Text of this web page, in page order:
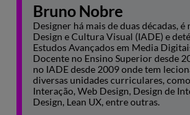
Bruno Nobre
Designer há mais de duas décadas, é
Design e Cultura Visual (IADE) e
Estudos Avançados em Media
Docente no Ensino Superior desde
no IADE desde 2009 onde tem
diversas unidades curriculares,
Interação, Web Design, Design de
Design, Lean UX, entre outras.